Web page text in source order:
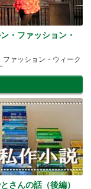
・ファッション・
ファッション・ウィーク
さんの話（後編）